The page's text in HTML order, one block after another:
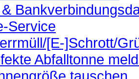
&
Service
[E-]Schrott/
Abfalltonne